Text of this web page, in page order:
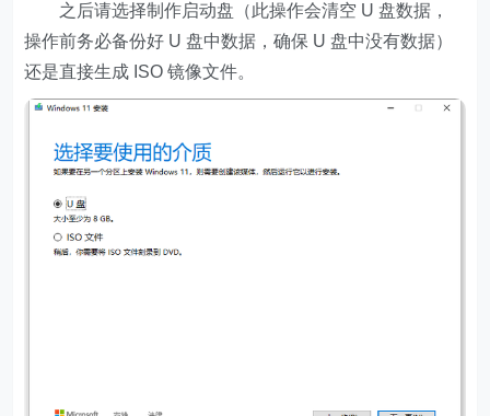
之后请选择制作启动盘（此操作会清空 U 盘数据，
操作前务必备份好 U 盘中数据，确保 U 盘中没有数据）
还是直接生成 ISO 镜像文件。